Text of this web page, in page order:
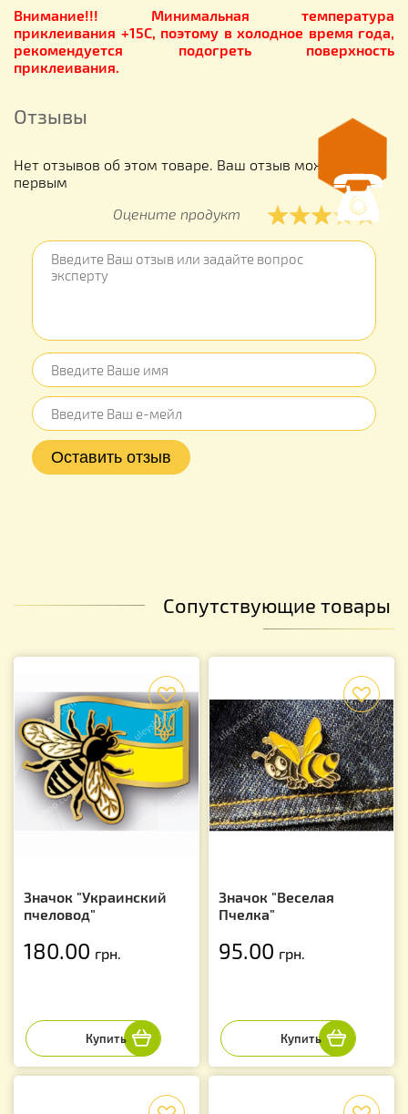
Внимание!!! Минимальная температура
приклеивания +15С, поэтому в холодное время года,
рекомендуется подогреть поверхность
приклеивания.
Отзывы
Нет отзывов об этом товаре. Ваш отзыв может быть
первым
Оцените продукт
Сопутствующие товары
Значок "Украинский
пчеловод"
180.00 грн.
Значок "Веселая
Пчелка"
95.00 грн.